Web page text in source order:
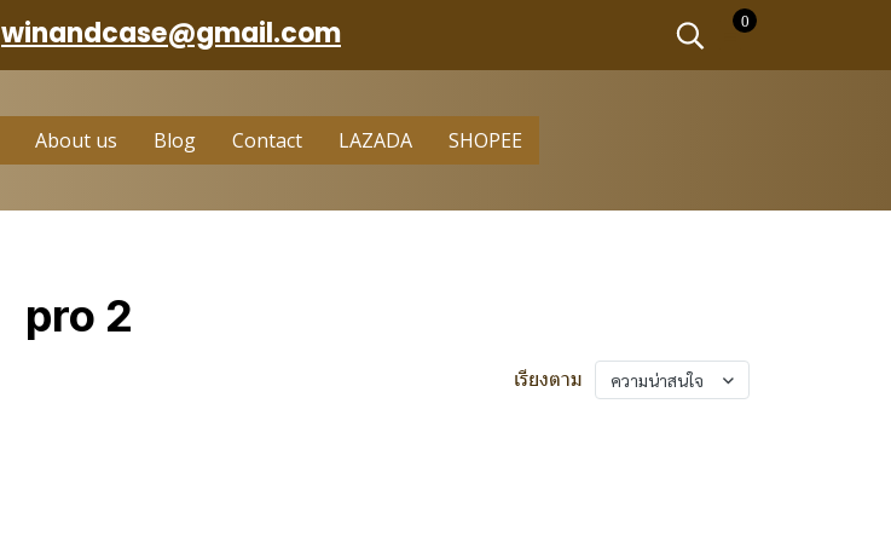
winandcase@gmail.com 0
About us Blog Contact LAZADA SHOPEE
pro 2
เรียงตาม ความน่าสนใจ